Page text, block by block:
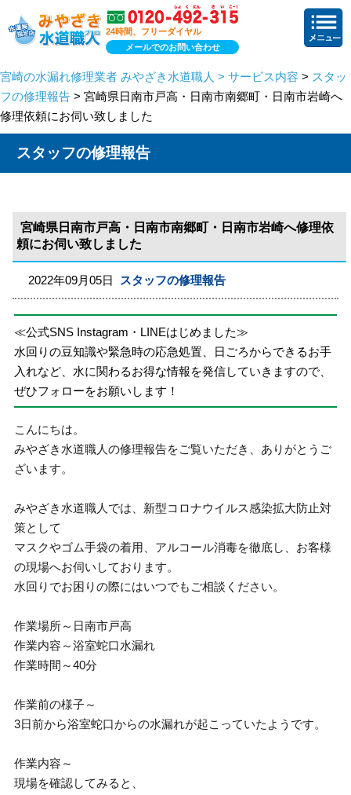
24時間、フリーダイヤル
メールでのお問い合わせ
宮崎の水漏れ修理業者 みやざき水道職人 > サービス内容 > スタッ
フの修理報告 > 宮崎県日南市戸高・日南市南郷町・日南市岩崎へ
修理依頼にお伺い致しました
スタッフの修理報告
宮崎県日南市戸高・日南市南郷町・日南市岩崎へ修理依
頼にお伺い致しました
2022年09月05日 スタッフの修理報告
≪公式SNS Instagram・LINEはじめました≫
水回りの豆知識や緊急時の応急処置、日ごろからできるお手
入れなど、水に関わるお得な情報を発信していきますので、
ぜひフォローをお願いします！
こんにちは。
みやざき水道職人の修理報告をご覧いただき、ありがとうご
ざいます。
みやざき水道職人では、新型コロナウイルス感染拡大防止対
策として
マスクやゴム手袋の着用、アルコール消毒を徹底し、お客様
の現場へお伺いしております。
水回りでお困りの際にはいつでもご相談ください。
作業場所～日南市戸高
作業内容～浴室蛇口水漏れ
作業時間～40分
作業前の様子～
3日前から浴室蛇口からの水漏れが起こっていたようです。
作業内容～
現場を確認してみると、